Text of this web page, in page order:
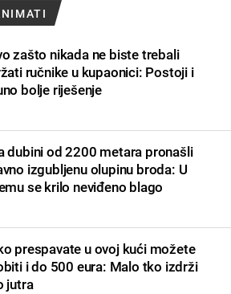
zašto nikada ne biste trebali
ručnike u kupaonici: Postoji i
bolje riješenje
dubini od 2200 metara pronašli
izgubljenu olupinu broda: U
se krilo neviđeno blago
prespavate u ovoj kući možete
i do 500 eura: Malo tko izdrži
jutra